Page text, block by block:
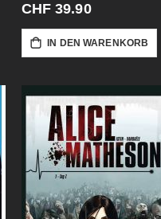
CHF 39.90
IN DEN WARENKORB